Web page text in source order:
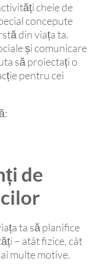
cheie de
concepute
din viața ta.
și comunicare
să proiectați o
pentru cei
de
ta să planifice
– atât fizice, cât
multe motive.